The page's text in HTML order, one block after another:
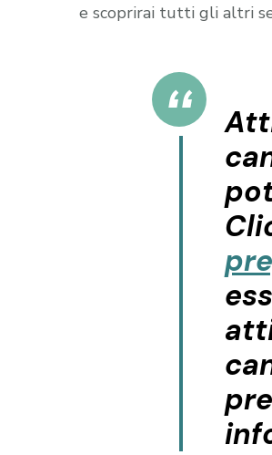
e scoprirai tutti gli altri